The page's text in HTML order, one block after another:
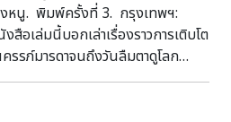
หนู. พิมพ์ครั้งที่ 3. กรุงเทพฯ:
อเล่มนี้บอกเล่าเรื่องราวการเติบโต
รภ์มารดาจนถึงวันลืมตาดูโลก
ก และการดูแลจากคุณพ่อ คุณแม่
าพประกอบและเนื้อหาที่อบอุ่น ช่วย